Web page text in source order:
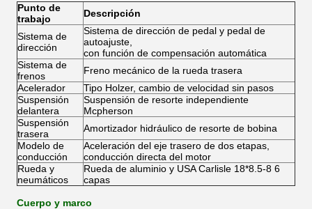
Punto de
trabajo
Descripción
Sistema de
dirección
Sistema de dirección de pedal y pedal de
autoajuste,
con función de compensación automática
Sistema de
frenos
Freno mecánico de la rueda trasera
Acelerador
Tipo Holzer, cambio de velocidad sin pasos
Suspensión
delantera
Suspensión de resorte independiente
Mcpherson
Suspensión
trasera
Amortizador hidráulico de resorte de bobina
Modelo de
conducción
Aceleración del eje trasero de dos etapas,
conducción directa del motor
Rueda y
neumáticos
Rueda de aluminio y USA Carlisle 18*8.5-8 6
capas
Cuerpo y marco